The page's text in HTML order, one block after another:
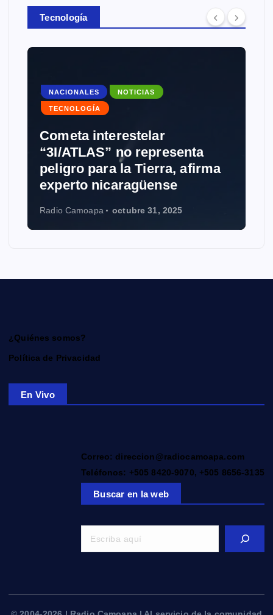
Tecnología
NACIONALES NOTICIAS
TECNOLOGÍA
Cometa interestelar
“3I/ATLAS” no representa
peligro para la Tierra, afirma
experto nicaragüense
Radio Camoapa octubre 31, 2025
¿Quiénes somos?
Política de Privacidad
En Vivo
Correo: direccion@radiocamoapa.com
Teléfonos: +505 8420-9070, +505 8656-3135
Buscar en la web